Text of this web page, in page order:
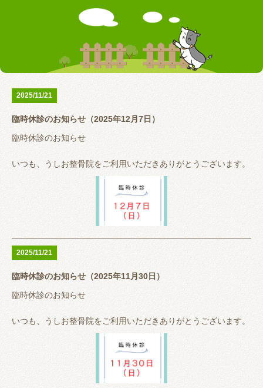
お知らせ
リアライン（骨盤矯正） トレーニング指導
お問い合わせ
2025/11/21
臨時休診のお知らせ（2025年12月7日）
臨時休診のお知らせ
いつも、うしお整骨院をご利用いただきありがとうございます。
空手の試合帯同のため休診とさせていただきます。
大変ご迷惑おかけしますがよろしくお願いいたします。
うしお整骨院は完全予約制ではありませんが、予約が埋まってい
る時は待っていただくこともありますので事前に来院が分かる方
【LINEでメッセージ 又は 電話（0647001131）】
いただけるとスムーズに案内できると思います。
2025/11/21
臨時休診のお知らせ（2025年11月30日）
臨時休診のお知らせ
いつも、うしお整骨院をご利用いただきありがとうございます。
空手の試合帯同のため休診とさせていただきます。